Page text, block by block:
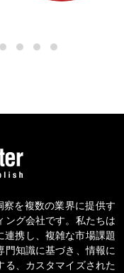
を複数の業界に提供す
ング会社です。私たちは
携し、複雑な市場課題
門知識に基づき、情報に
る、カスタマイズされた